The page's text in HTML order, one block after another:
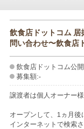
飲食店ドットコム 居
問い合わせ〜飲食店
飲食店ドットコム公
募集額:-
譲渡者は個人オーナー様
オープンして、1ヵ月後
インターネットで検索